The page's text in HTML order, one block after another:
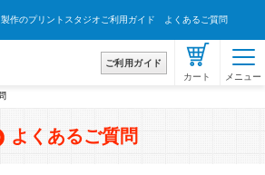
作のプリントスタジオご利用ガイド よくあるご質問
ご利用ガイド
よくあるご質問